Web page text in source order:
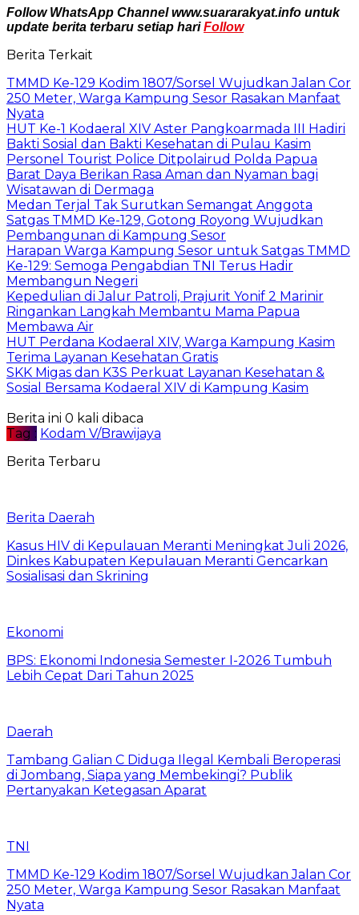
Follow WhatsApp Channel www.suararakyat.info untuk
update berita terbaru setiap hariFollow
Berita Terkait
TMMD Ke-129 Kodim 1807/Sorsel Wujudkan Jalan Cor
250 Meter, Warga Kampung Sesor Rasakan Manfaat
Nyata
HUT Ke-1 Kodaeral XIV Aster Pangkoarmada III Hadiri
Bakti Sosial dan Bakti Kesehatan di Pulau Kasim
Personel Tourist Police Ditpolairud Polda Papua
Barat Daya Berikan Rasa Aman dan Nyaman bagi
Wisatawan di Dermaga
Medan Terjal Tak Surutkan Semangat Anggota
Satgas TMMD Ke-129, Gotong Royong Wujudkan
Pembangunan di Kampung Sesor
Harapan Warga Kampung Sesor untuk Satgas TMMD
Ke-129: Semoga Pengabdian TNI Terus Hadir
Membangun Negeri
Kepedulian di Jalur Patroli, Prajurit Yonif 2 Marinir
Ringankan Langkah Membantu Mama Papua
Membawa Air
HUT Perdana Kodaeral XIV, Warga Kampung Kasim
Terima Layanan Kesehatan Gratis
SKK Migas dan K3S Perkuat Layanan Kesehatan &
Sosial Bersama Kodaeral XIV di Kampung Kasim
Berita ini 0 kali dibaca
Tag : Kodam V/Brawijaya
Berita Terbaru
Berita Daerah
Kasus HIV di Kepulauan Meranti Meningkat Juli 2026,
Dinkes Kabupaten Kepulauan Meranti Gencarkan
Sosialisasi dan Skrining
Ekonomi
BPS: Ekonomi Indonesia Semester I-2026 Tumbuh
Lebih Cepat Dari Tahun 2025
Daerah
Tambang Galian C Diduga Ilegal Kembali Beroperasi
di Jombang, Siapa yang Membekingi? Publik
Pertanyakan Ketegasan Aparat
TNI
TMMD Ke-129 Kodim 1807/Sorsel Wujudkan Jalan Cor
250 Meter, Warga Kampung Sesor Rasakan Manfaat
Nyata